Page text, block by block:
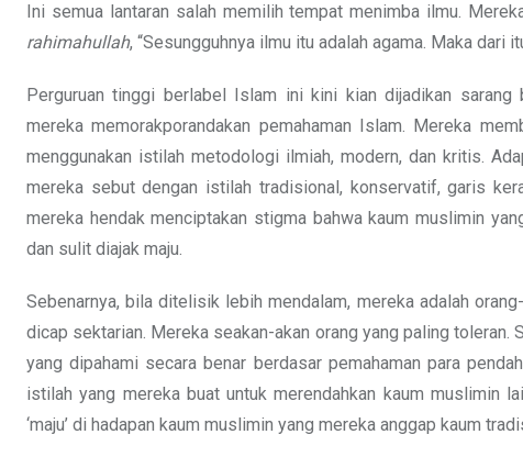
Ini semua lantaran salah memilih tempat menimba ilmu.
rahimahullah, “Sesungguhnya ilmu itu adalah agama. Maka dari
Perguruan tinggi berlabel Islam ini kini kian dijadikan sarang
mereka memorakporandakan pemahaman Islam. Mereka
menggunakan istilah metodologi ilmiah, modern, dan kritis.
mereka sebut dengan istilah tradisional, konservatif, garis
mereka hendak menciptakan stigma bahwa kaum muslimin
dan sulit diajak maju.
Sebenarnya, bila ditelisik lebih mendalam, mereka adalah
dicap sektarian. Mereka seakan-akan orang yang paling
yang dipahami secara benar berdasar pemahaman para
istilah yang mereka buat untuk merendahkan kaum muslimin
‘maju’ di hadapan kaum muslimin yang mereka anggap kaum